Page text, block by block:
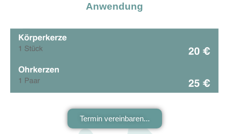
Anwendung
Termin vereinbaren...